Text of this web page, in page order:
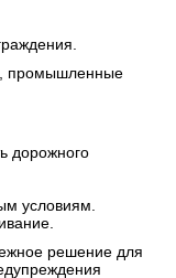
промышленные
дорожного
условиям.
решение для